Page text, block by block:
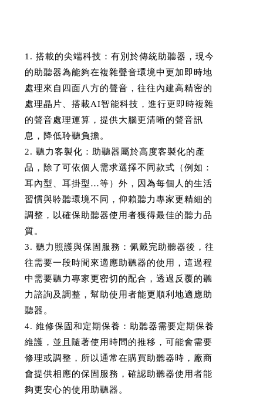
1. 搭載的尖端科技：有別於傳統助聽器，現今
的助聽器為能夠在複雜聲音環境中更加即時地
處理來自四面八方的聲音，往往內建高精密的
處理晶片、搭載AI智能科技，進行更即時複雜
的聲音處理運算，提供大腦更清晰的聲音訊
息，降低聆聽負擔。
2. 聽力客製化：助聽器屬於高度客製化的產
品，除了可依個人需求選擇不同款式（例如：
耳內型、耳掛型…等）外，因為每個人的生活
習慣與聆聽環境不同，仰賴聽力專家更精細的
調整，以確保助聽器使用者獲得最佳的聽力品
質。
3. 聽力照護與保固服務：佩戴完助聽器後，往
往需要一段時間來適應助聽器的使用，這過程
中需要聽力專家更密切的配合，透過反覆的聽
力諮詢及調整，幫助使用者能更順利地適應助
聽器。
4. 維修保固和定期保養：助聽器需要定期保養
維護，並且隨著使用時間的推移，可能會需要
修理或調整，所以通常在購買助聽器時，廠商
會提供相應的保固服務，確認助聽器使用者能
夠更安心的使用助聽器。